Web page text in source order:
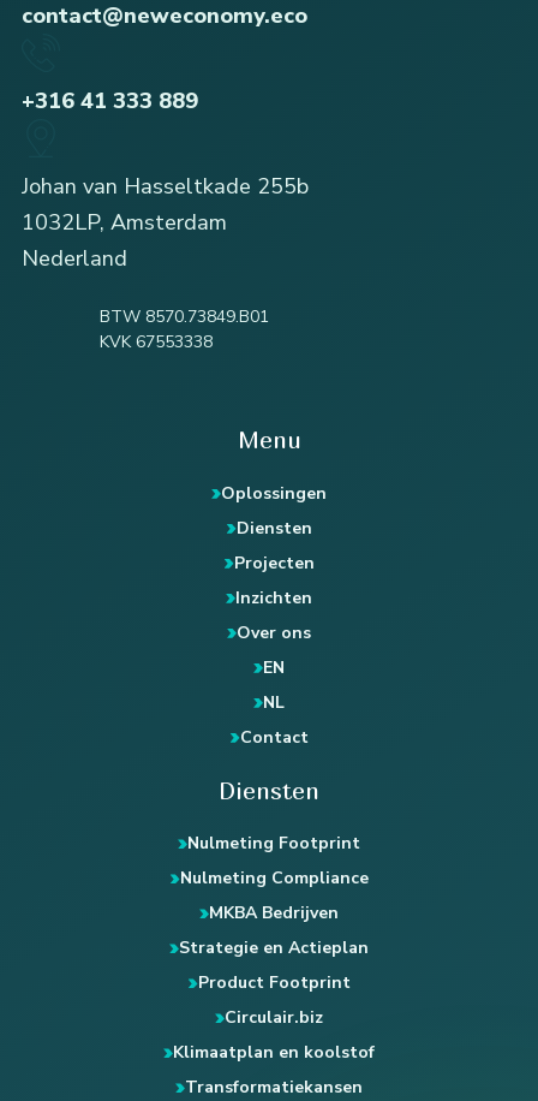
contact@neweconomy.eco
+316 41 333 889
Johan van Hasseltkade 255b
1032LP, Amsterdam
Nederland
BTW 8570.73849.B01
KVK 67553338
Menu
Oplossingen
Diensten
Projecten
Inzichten
Over ons
EN
NL
Contact
Diensten
Nulmeting Footprint
Nulmeting Compliance
MKBA Bedrijven
Strategie en Actieplan
Product Footprint
Circulair.biz
Klimaatplan en koolstof
Transformatiekansen